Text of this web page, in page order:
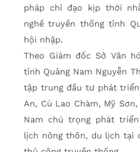
pháp chỉ đạo kịp thời
nghề truyền thống tỉnh
hội nhập.
Theo Giám đốc Sở Văn
tỉnh Quảng Nam Nguyễn
tập trung đầu tư phát
An, Cù Lao Chàm, Mỹ
Nam chú trọng phát
lịch nông thôn, du lịch tại